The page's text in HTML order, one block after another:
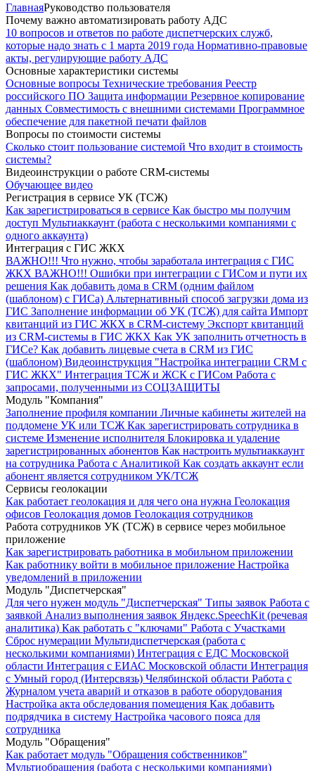
ГлавнаяРуководство пользователя
Почему важно автоматизировать работу АДС
10 вопросов и ответов по работе диспетчерских служб,
которые надо знать с 1 марта 2019 года Нормативно-правовые
акты, регулирующие работу АДС
Основные характеристики системы
Основные вопросы Технические требования Реестр
российского ПО Защита информации Резервное копирование
данных Совместимость с внешними системами Программное
обеспечение для пакетной печати файлов
Вопросы по стоимости системы
Сколько стоит пользование системой Что входит в стоимость
системы?
Видеоинструкции о работе CRM-сиcтемы
Обучающее видео
Регистрация в сервисе УК (ТСЖ)
Как зарегистрироваться в сервисе Как быстро мы получим
доступ Мультиаккаунт (работа с несколькими компаниями с
одного аккаунта)
Интеграция с ГИС ЖКХ
ВАЖНО!!! Что нужно, чтобы заработала интеграция с ГИС
ЖКХ ВАЖНО!!! Ошибки при интеграции с ГИСом и пути их
решения Как добавить дома в CRM (одним файлом
(шаблоном) с ГИСа) Альтернативный способ загрузки дома из
ГИС Заполнение информации об УК (ТСЖ) для сайта Импорт
квитанций из ГИС ЖКХ в CRM-систему Экспорт квитанций
из CRM-системы в ГИС ЖКХ Как УК заполнить отчетность в
ГИСе? Как добавить лицевые счета в CRM из ГИС
(шаблоном) Видеоинструкция "Настройка интеграции CRM с
ГИС ЖКХ" Интеграция ТСЖ и ЖСК с ГИСом Работа с
запросами, полученными из СОЦЗАЩИТЫ
Модуль "Компания"
Заполнение профиля компании Личные кабинеты жителей на
поддомене УК или ТСЖ Как зарегистрировать сотрудника в
системе Изменение исполнителя Блокировка и удаление
зарегистрированных абонентов Как настроить мультиаккаунт
на сотрудника Работа с Аналитикой Как создать аккаунт если
абонент является сотрудником УК/ТСЖ
Сервисы геолокации
Как работает геолокация и для чего она нужна Геолокация
офисов Геолокация домов Геолокация сотрудников
Работа сотрудников УК (ТСЖ) в сервисе через мобильное
приложение
Как зарегистрировать работника в мобильном приложении
Как работнику войти в мобильное приложение Настройка
уведомлений в приложении
Модуль "Диспетчерская"
Для чего нужен модуль "Диспетчерская" Типы заявок Работа с
заявкой Анализ выполнения заявок Яндекс.SpeechKit (речевая
аналитика) Как работать с "ключами" Работа с Участками
Сброс нумерации Мультидиспетчерская (работа с
несколькими компаниями) Интеграция с ЕДС Московской
области Интеграция с ЕИАС Московской области Интеграция
с Умный город (Интерсвязь) Челябинской области Работа с
Журналом учета аварий и отказов в работе оборудования
Настройка акта обследования помещения Как добавить
подрядчика в систему Настройка часового пояса для
сотрудника
Модуль "Обращения"
Как работает модуль "Обращения собственников"
Мультиобращения (работа с несколькими компаниями)